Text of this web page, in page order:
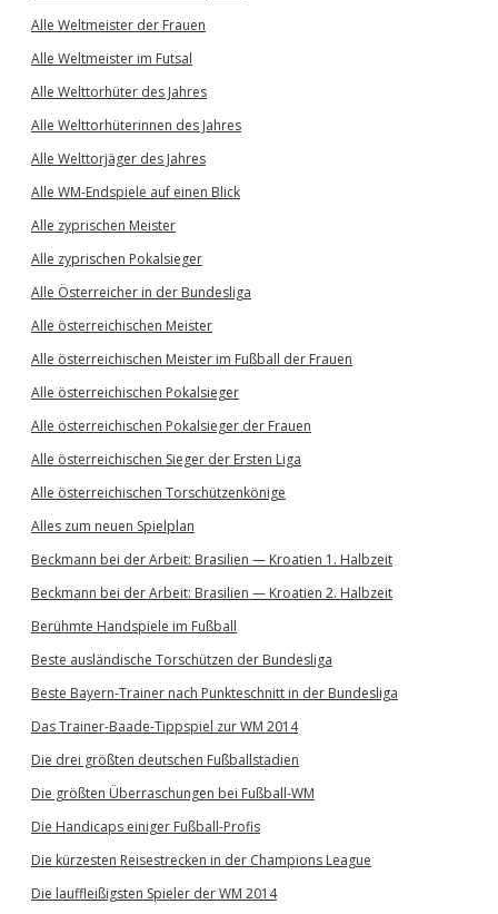
Alle Weltmeister der Frauen
Alle Weltmeister im Futsal
Alle Welttorhüter des Jahres
Alle Welttorhüterinnen des Jahres
Alle Welttorjäger des Jahres
Alle WM-Endspiele auf einen Blick
Alle zyprischen Meister
Alle zyprischen Pokalsieger
Alle Österreicher in der Bundesliga
Alle österreichischen Meister
Alle österreichischen Meister im Fußball der Frauen
Alle österreichischen Pokalsieger
Alle österreichischen Pokalsieger der Frauen
Alle österreichischen Sieger der Ersten Liga
Alle österreichischen Torschützenkönige
Alles zum neuen Spielplan
Beckmann bei der Arbeit: Brasilien — Kroatien 1. Halbzeit
Beckmann bei der Arbeit: Brasilien — Kroatien 2. Halbzeit
Berühmte Handspiele im Fußball
Beste ausländische Torschützen der Bundesliga
Beste Bayern-Trainer nach Punkteschnitt in der Bundesliga
Das Trainer-Baade-Tippspiel zur WM 2014
Die drei größten deutschen Fußballstadien
Die größten Überraschungen bei Fußball-WM
Die Handicaps einiger Fußball-Profis
Die kürzesten Reisestrecken in der Champions League
Die lauffleißigsten Spieler der WM 2014